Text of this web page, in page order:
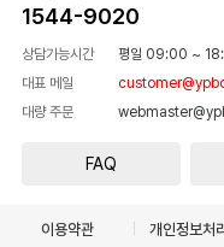
1544-9020
상담가능시간 평일 09:00 ~
대표 메일
대량 주문
FAQ
이용약관 개인정보처